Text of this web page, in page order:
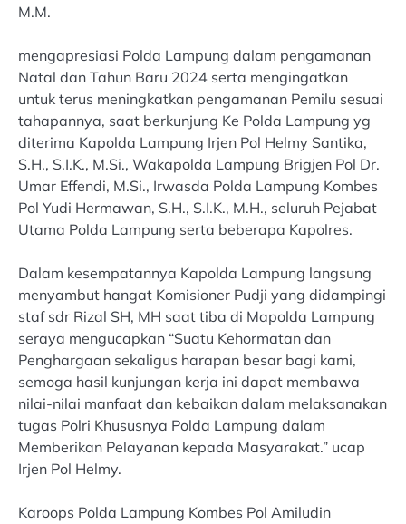
M.M.
mengapresiasi Polda Lampung dalam pengamanan
Natal dan Tahun Baru 2024 serta mengingatkan
untuk terus meningkatkan pengamanan Pemilu sesuai
tahapannya, saat berkunjung Ke Polda Lampung yg
diterima Kapolda Lampung Irjen Pol Helmy Santika,
S.H., S.I.K., M.Si., Wakapolda Lampung Brigjen Pol Dr.
Umar Effendi, M.Si., Irwasda Polda Lampung Kombes
Pol Yudi Hermawan, S.H., S.I.K., M.H., seluruh Pejabat
Utama Polda Lampung serta beberapa Kapolres.
Dalam kesempatannya Kapolda Lampung langsung
menyambut hangat Komisioner Pudji yang didampingi
staf sdr Rizal SH, MH saat tiba di Mapolda Lampung
seraya mengucapkan “Suatu Kehormatan dan
Penghargaan sekaligus harapan besar bagi kami,
semoga hasil kunjungan kerja ini dapat membawa
nilai-nilai manfaat dan kebaikan dalam melaksanakan
tugas Polri Khususnya Polda Lampung dalam
Memberikan Pelayanan kepada Masyarakat.” ucap
Irjen Pol Helmy.
Karoops Polda Lampung Kombes Pol Amiludin